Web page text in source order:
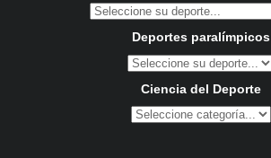
Deportes paralímpicos
Ciencia del Deporte